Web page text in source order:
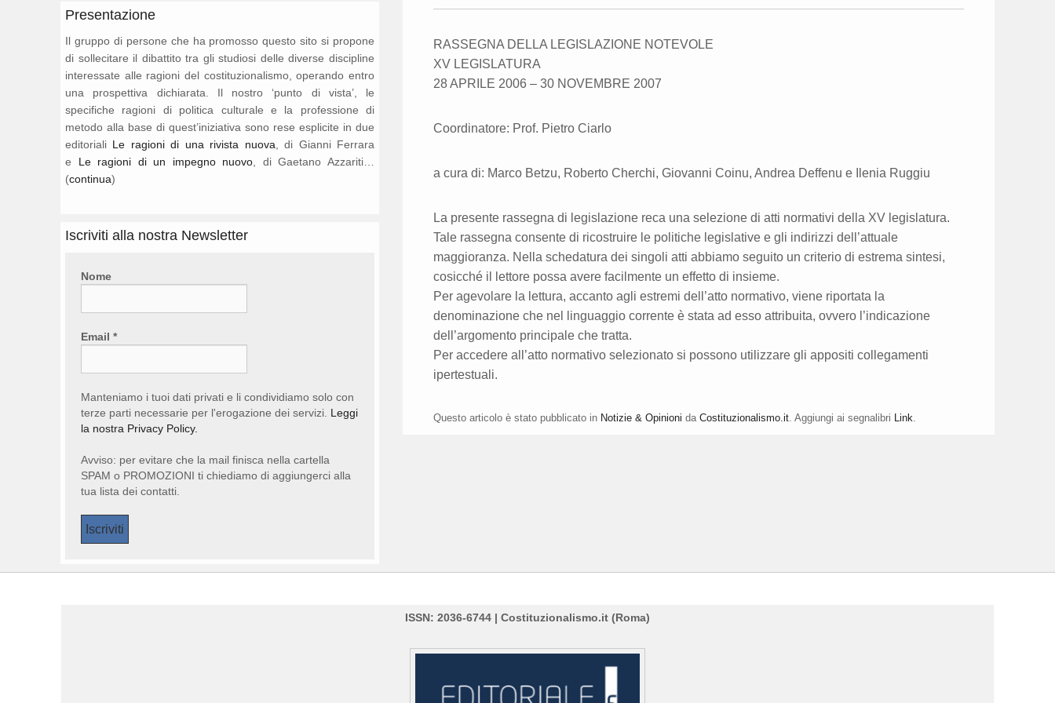
RASSEGNA DELLA LEGISLAZIONE NOTEVOLE
XV LEGISLATURA
28 APRILE 2006 – 30 NOVEMBRE 2007
Coordinatore: Prof. Pietro Ciarlo
a cura di: Marco Betzu, Roberto Cherchi, Giovanni Coinu, Andrea Deffenu e Ilenia Ruggiu
La presente rassegna di legislazione reca una selezione di atti normativi della XV legislatura.
Tale rassegna consente di ricostruire le politiche legislative e gli indirizzi dell’attuale
maggioranza. Nella schedatura dei singoli atti abbiamo seguito un criterio di estrema sintesi,
cosicché il lettore possa avere facilmente un effetto di insieme.
Per agevolare la lettura, accanto agli estremi dell’atto normativo, viene riportata la
denominazione che nel linguaggio corrente è stata ad esso attribuita, ovvero l’indicazione
dell’argomento principale che tratta.
Per accedere all’atto normativo selezionato si possono utilizzare gli appositi collegamenti
ipertestuali.
Questo articolo è stato pubblicato in Notizie & Opinioni da Costituzionalismo.it . Aggiungi ai segnalibri Link
Presentazione
Il gruppo di persone che ha promosso questo sito si propone
di sollecitare il dibattito tra gli studiosi delle diverse discipline
interessate alle ragioni del costituzionalismo, operando entro
una prospettiva dichiarata. Il nostro ‘punto di vista’, le
specifiche ragioni di politica culturale e la professione di
metodo alla base di quest’iniziativa sono rese esplicite in due
editoriali Le ragioni di una rivista nuova , di Gianni Ferrara
e Le ragioni di un impegno nuovo , di Gaetano Azzariti…
(continua)
Iscriviti alla nostra Newsletter
Nome
Email *
Manteniamo i tuoi dati privati e li condividiamo solo con
terze parti necessarie per l'erogazione dei servizi. Leggi
la nostra Privacy Policy.
Avviso: per evitare che la mail finisca nella cartella
SPAM o PROMOZIONI ti chiediamo di aggiungerci alla
tua lista dei contatti.
ISSN: 2036-6744 | Costituzionalismo.it (Roma)